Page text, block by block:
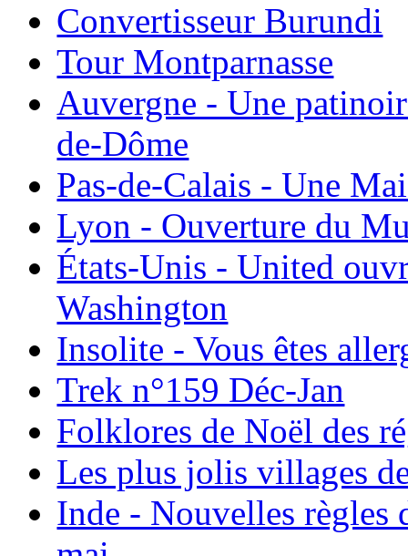
Convertisseur Burundi
Tour Montparnasse
Auvergne - Une
de-Dôme
Pas-de-Calais - Une
Lyon - Ouverture du
États-Unis - United
Washington
Insolite - Vous êtes
Trek n°159 Déc-Jan
Folklores de Noël des
Les plus jolis villages
Inde - Nouvelles règles